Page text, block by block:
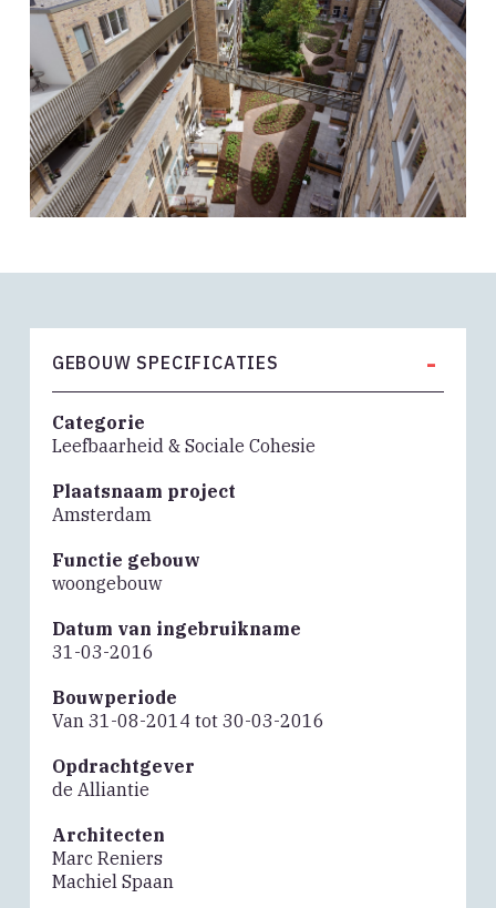
GEBOUW SPECIFICATIES -
Categorie
Leefbaarheid & Sociale Cohesie
Plaatsnaam project
Amsterdam
Functie gebouw
woongebouw
Datum van ingebruikname
31-03-2016
Bouwperiode
Van 31-08-2014 tot 30-03-2016
Opdrachtgever
de Alliantie
Architecten
Marc Reniers
Machiel Spaan